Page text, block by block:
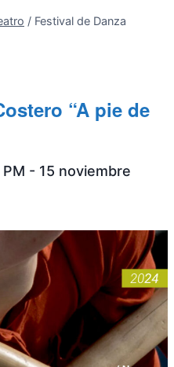
/ Festival de Danza
“A pie de
- 15 noviembre